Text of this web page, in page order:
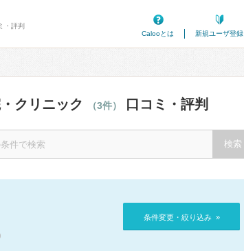
・評判
Calooとは
新規ユーザ登録
クリニック （3件） 口コミ・評判
条件変更・絞り込み »